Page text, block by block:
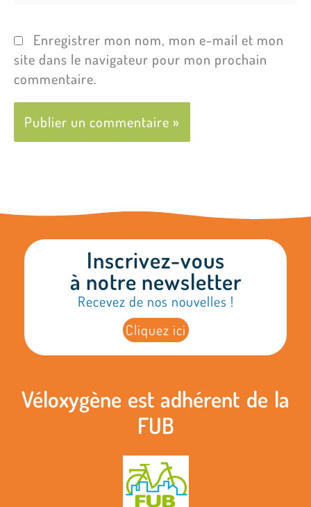
Enregistrer mon nom, mon e-mail et mon
site dans le navigateur pour mon prochain
commentaire.
Inscrivez-vous
à notre newsletter
Recevez de nos nouvelles !
Cliquez ici
Véloxygène est adhérent de la
FUB